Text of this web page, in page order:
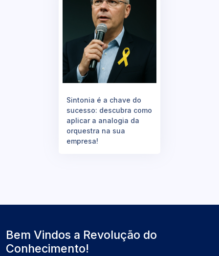
Sintonia é a chave do
sucesso: descubra como
aplicar a analogia da
orquestra na sua
empresa!
Bem Vindos a Revolução do
Conhecimento!